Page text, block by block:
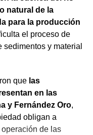
natural de la
para la producción
el proceso de
y material
que las
en las
y Fernández Oro,
obligan a
de las